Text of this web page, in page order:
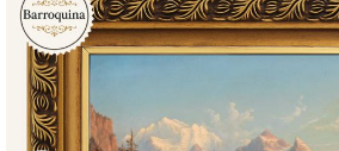
Trazemos a imponência das maiores obras
alto padrão da sua casa. Nosso acervo reúne